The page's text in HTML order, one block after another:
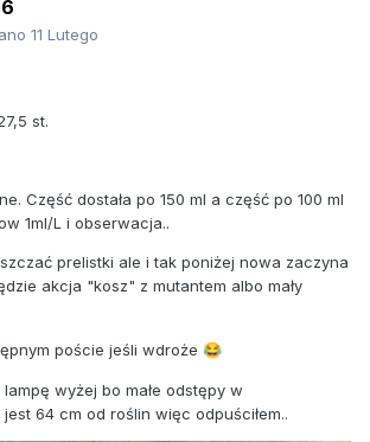
11 Lutego
st.
Część dostała po 150 ml a część po 100 ml
1ml/L i obserwacja..
prelistki ale i tak poniżej nowa zaczyna
akcja "kosz" z mutantem albo mały
poście jeśli wdroże 😂
wyżej bo małe odstępy w
64 cm od roślin więc odpuściłem..